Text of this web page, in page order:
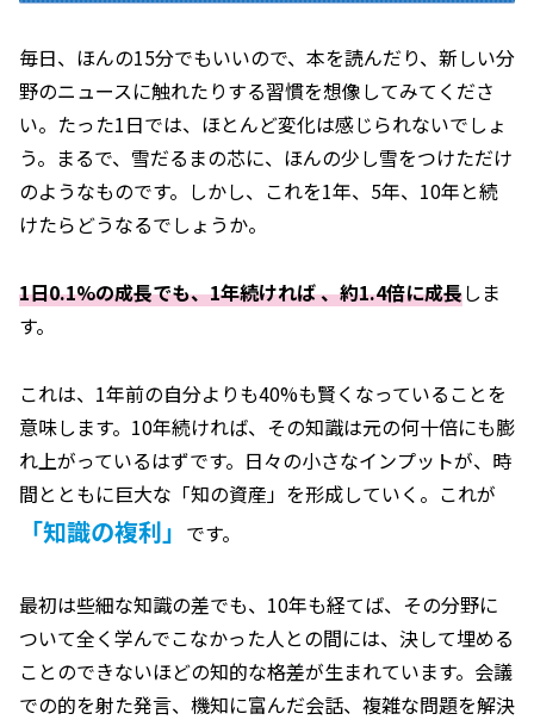
毎日、ほんの15分でもいいので、本を読んだり、新しい分
野のニュースに触れたりする習慣を想像してみてくださ
い。たった1日では、ほとんど変化は感じられないでしょ
う。まるで、雪だるまの芯に、ほんの少し雪をつけただけ
のようなものです。しかし、これを1年、5年、10年と続
けたらどうなるでしょうか。
1日0.1%の成長でも、1年続ければ 、約1.4倍に成長しま
す。
これは、1年前の自分よりも40%も賢くなっていることを
意味します。10年続ければ、その知識は元の何十倍にも膨
れ上がっているはずです。日々の小さなインプットが、時
間とともに巨大な「知の資産」を形成していく。これが
「知識の複利」 です。
最初は些細な知識の差でも、10年も経てば、その分野に
ついて全く学んでこなかった人との間には、決して埋める
ことのできないほどの知的な格差が生まれています。会議
での的を射た発言、機知に富んだ会話、複雑な問題を解決